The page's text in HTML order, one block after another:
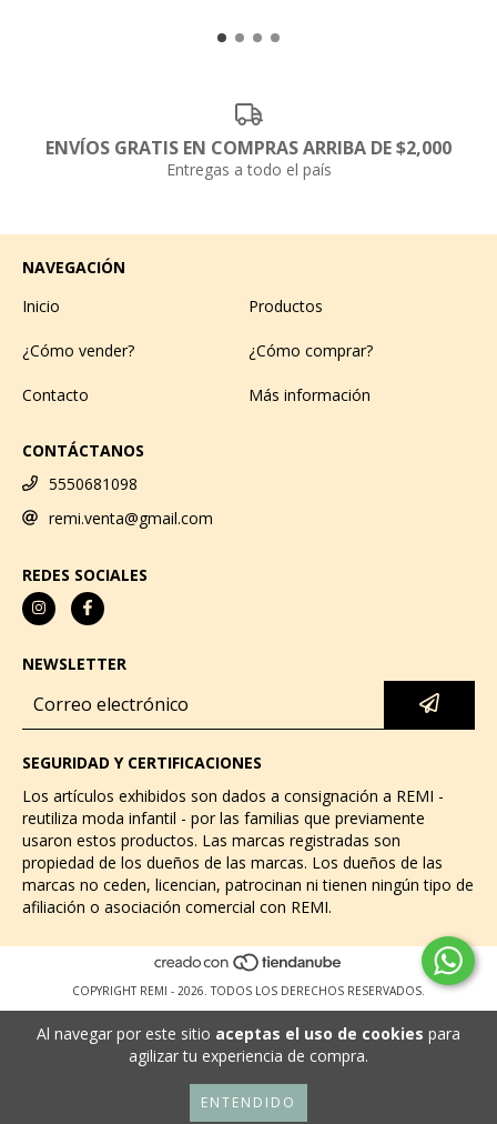
Al navegar por este sitio aceptas el uso de cookies para
agilizar tu experiencia de compra.
ENTENDIDO
ENVÍOS GRATIS EN COMPRAS ARRIBA DE $2,000
Entregas a todo el país
NAVEGACIÓN
Inicio
Productos
¿Cómo vender? ¿Cómo comprar?
Contacto Más información
CONTÁCTANOS
5550681098
remi.venta@gmail.com
REDES SOCIALES
NEWSLETTER
SEGURIDAD Y CERTIFICACIONES
Los artículos exhibidos son dados a consignación a REMI -
reutiliza moda infantil - por las familias que previamente
usaron estos productos. Las marcas registradas son
propiedad de los dueños de las marcas. Los dueños de las
marcas no ceden, licencian, patrocinan ni tienen ningún tipo de
afiliación o asociación comercial con REMI.
COPYRIGHT REMI - 2026. TODOS LOS DERECHOS RESERVADOS.